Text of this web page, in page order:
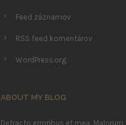
Feed záznamov
RSS feed komentárov
WordPress.org
ABOUT MY BLOG
Detracto erroribus et mea. Malorum